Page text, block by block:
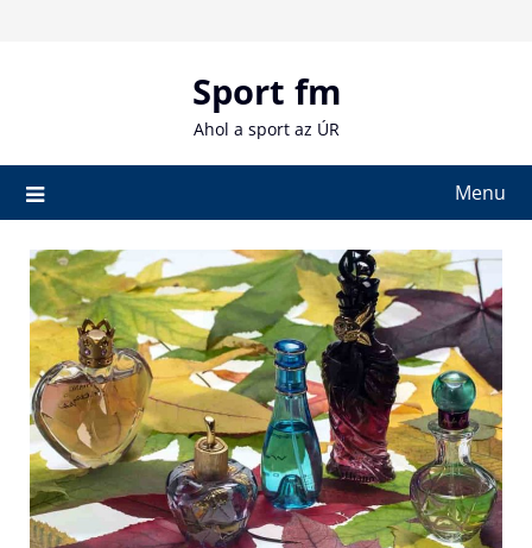
Sport fm
Ahol a sport az ÚR
Menu